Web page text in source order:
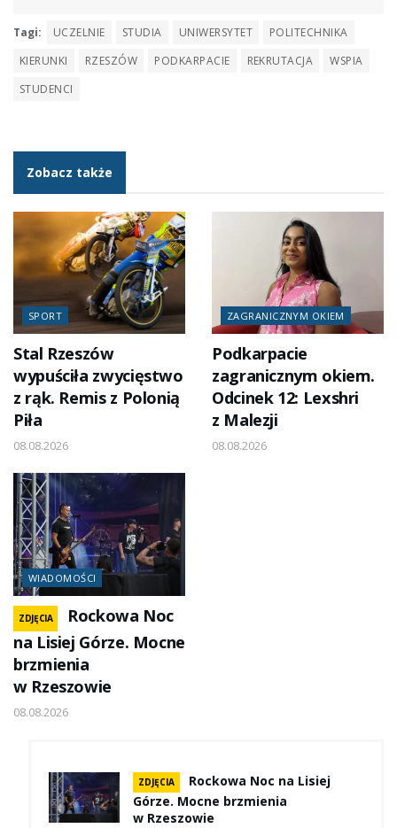
Tagi: UCZELNIE STUDIA UNIWERSYTET
POLITECHNIKA
KIERUNKI
RZESZÓW PODKARPACIE REKRUTACJA
WSPIA
STUDENCI
Zobacz także
SPORT
Stal Rzeszów
wypuściła zwycięstwo
z rąk. Remis z Polonią
Piła
08.08.2026
ZAGRANICZNYM OKIEM
Podkarpacie
zagranicznym okiem.
Odcinek 12: Lexshri
z Malezji
08.08.2026
WIADOMOŚCI
ZDJĘCIA
Rockowa Noc
na Lisiej Górze. Mocne
brzmienia
w Rzeszowie
08.08.2026
ZDJĘCIA
Rockowa Noc na Lisiej
Górze. Mocne brzmienia
w Rzeszowie